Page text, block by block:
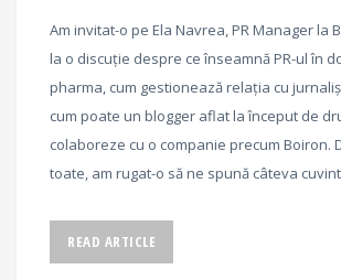
Am invitat-o pe Ela Navrea, PR Manager la
la o discuție despre ce înseamnă PR-ul în
pharma, cum gestionează relația cu
cum poate un blogger aflat la început de
colaboreze cu o companie precum Boiron.
toate, am rugat-o să ne spună câteva
READ ARTICLE